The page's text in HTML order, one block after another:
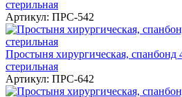
стерильная
Артикул: ПРС-542
Простыня хирургическая, спанбонд
стерильная
Артикул: ПРС-642